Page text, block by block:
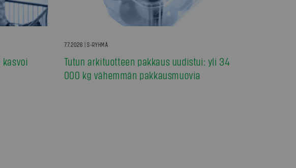
7.7.2026 | S-RYHMÄ
Tutun arkituotteen pakkaus uudistui: yli 34
000 kg vähemmän pakkausmuovia